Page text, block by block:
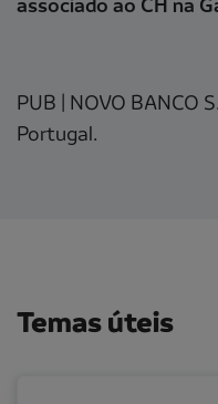
PUB | NOVO BANCO
Portugal.
Temas úteis